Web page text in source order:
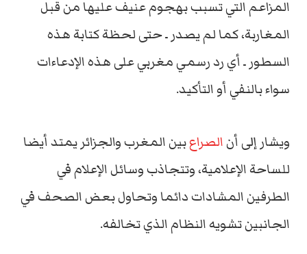
المزاعم التي تسبب بهجوم عنيف عليها من قبل
المغاربة، كما لم يصدر ـ حتى لحظة كتابة هذه
السطور ـ أي رد رسمي مغربي على هذه الإدعاءات
سواء بالنفي أو التأكيد.
ويشار إلى أنالصراعبين المغرب والجزائر يمتد أيضا
للساحة الإعلامية، وتتجاذب وسائل الإعلام في
الطرفين المشادات دائما وتحاول بعض الصحف في
الجانبين تشويه النظام الذي تخالفه.